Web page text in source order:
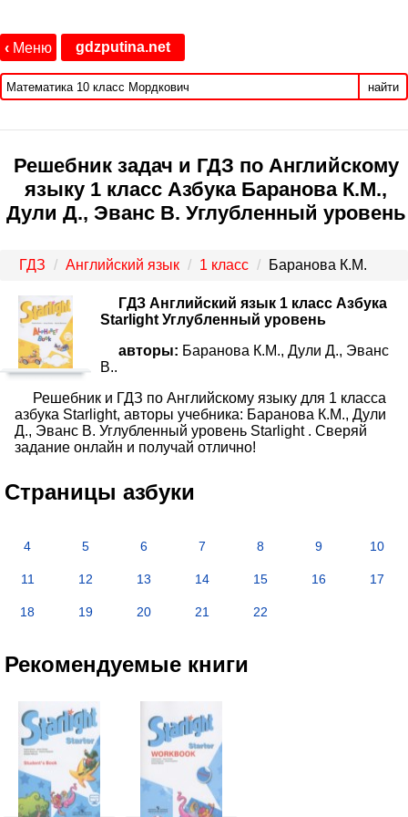
‹ Меню gdzputina.net
найти
Решебник задач и ГДЗ по Английскому
языку 1 класс Азбука Баранова К.М.,
Дули Д., Эванс В. Углубленный уровень
ГДЗ Английский язык 1 класс Баранова К.М.
ГДЗ Английский язык 1 класс Азбука
Starlight Углубленный уровень
авторы: Баранова К.М., Дули Д., Эванс
В..
Решебник и ГДЗ по Английскому языку для 1 класса
азбука Starlight, авторы учебника: Баранова К.М., Дули
Д., Эванс В. Углубленный уровень Starlight . Сверяй
задание онлайн и получай отлично!
Страницы азбуки
4 5 6 7 8 9 10
11 12 13 14 15 16 17
18 19 20 21 22
Рекомендуемые книги